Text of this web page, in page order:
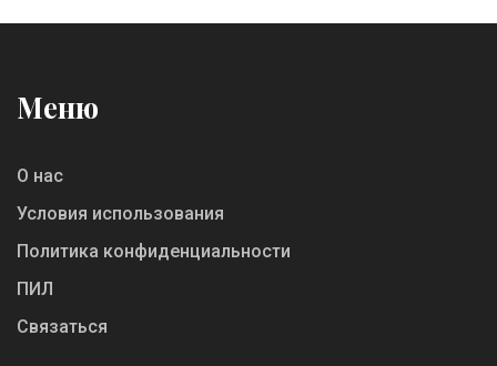
Меню
О нас
Условия использования
Политика конфиденциальности
ПИЛ
Связаться